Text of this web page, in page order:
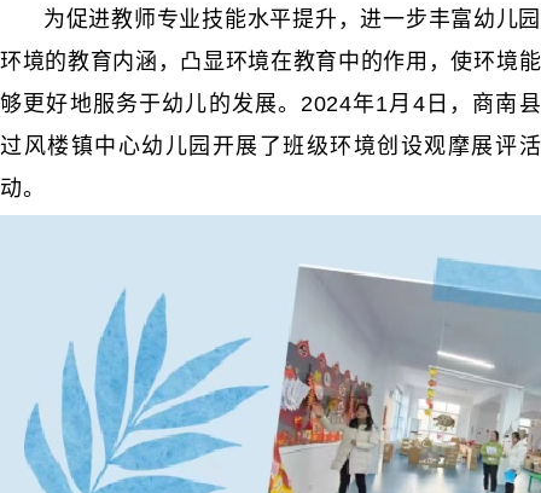
为促进教师专业技能水平提升，进一步丰富幼儿园
环境的教育内涵，凸显环境在教育中的作用，使环境能
够更好地服务于幼儿的发展。2024年1月4日，商南县
过风楼镇中心幼儿园开展了班级环境创设观摩展评活
动。